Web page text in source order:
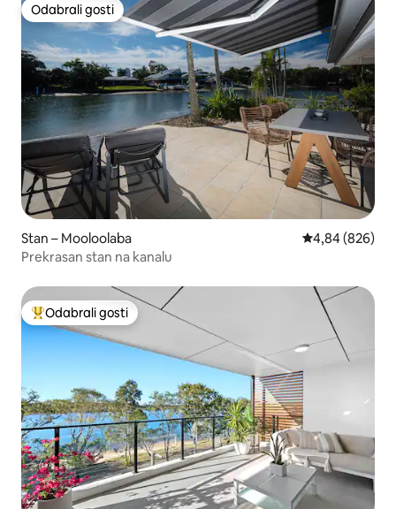
Odabrali gosti
Odabrali gosti
Stan – Mooloolaba Prosječna
4,84 (826)
Prekrasan stan na kanalu
Među najviše rangiranima s oznakom „Odabrali gosti”
Odabrali gosti